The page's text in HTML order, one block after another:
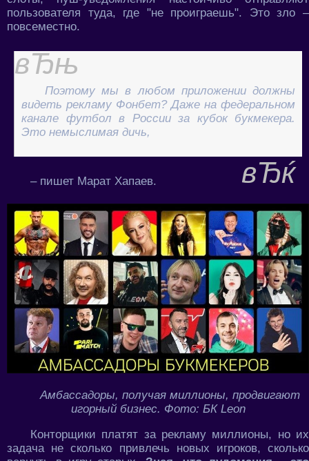
пользователя туда, где "не проиграешь". Это зло –
повсеместно.
Поэтому мы в любом приложении должны
видеть рекламу Фонбет? Даже на федеральном
канале футбол в России за кубок букмекера.
Это немыслимая дичь,
– пишет Марат Хапаев.
Амбассадоры, получая миллионы, продвигают
игорный бизнес. Фото: БК Leon
Конторщики платят за рекламу миллионы, но их
задача не сколько привлечь новых игроков, сколько